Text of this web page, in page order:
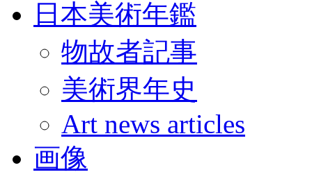
日本美術年鑑
物故者記事
美術界年史
Art news articles
画像